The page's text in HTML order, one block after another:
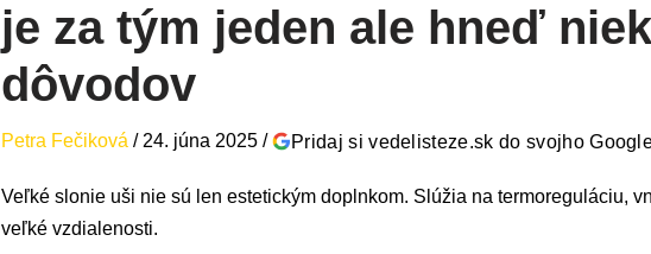
je za tým jeden ale hneď
dôvodov
Petra Fečiková / 24. júna 2025 / Pridaj si vedelisteze.sk do svojho
Veľké slonie uši nie sú len estetickým doplnkom. Slúžia na termoreguláciu,
veľké vzdialenosti.